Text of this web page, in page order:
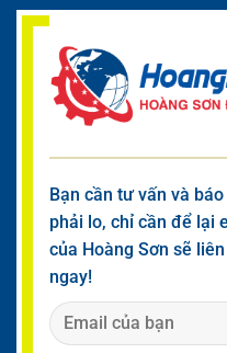
Bạn cần tư vấn và
phải lo, chỉ cần để lại
của Hoàng Sơn sẽ
ngay!